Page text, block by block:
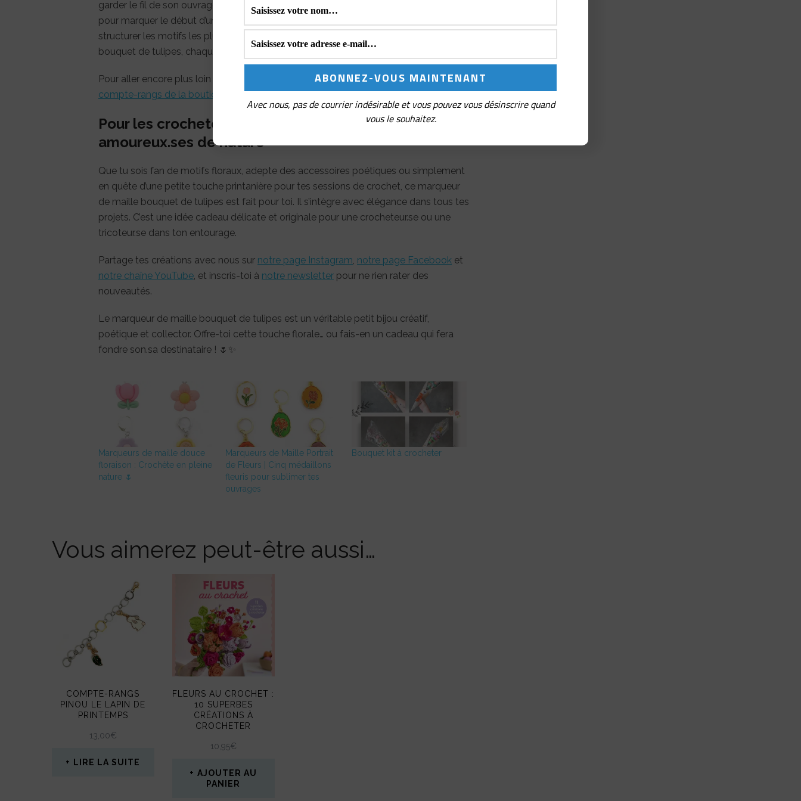
garder le fil de son ouvrage sans recompter sans cesse. Il se glisse dans la maille
pour marquer le début d’un tour, signaler une augmentation ou une diminution, et
structurer les motifs les plus complexes avec une simplicité déconcertante. Avec le
bouquet de tulipes, chaque repère devient un instant de douceur florale. 🧶
Pour aller encore plus loin dans l’organisation de tes projets, associe ton marqueur au
compte-rangs de la boutique,
le duo parfait pour ne plus jamais perdre le fil !
Pour les crocheteur.ses romantiques et les
amoureux.ses de nature
Que tu sois fan de motifs floraux, adepte des accessoires poétiques ou simplement
en quête d’une petite touche printanière pour tes sessions de crochet, ce marqueur
de maille bouquet de tulipes est fait pour toi. Il s’intègre avec élégance dans tous tes
projets. C’est une idée cadeau délicate et originale pour une crocheteur.se ou une
tricoteur.se dans ton entourage.
Partage tes créations avec nous sur notre page Instagram, notre page Facebook et
notre chaîne YouTube, et inscris-toi à notre newsletter pour ne rien rater des
nouveautés.
Le marqueur de maille bouquet de tulipes est un véritable petit bijou créatif,
poétique et collector. Offre-toi cette touche florale… ou fais-en un cadeau qui fera
fondre son.sa destinataire ! 🌷✨
Marqueurs de maille douce
floraison : Crochète en pleine
nature 🌷
Marqueurs de Maille Portrait
de Fleurs | Cinq médaillons
fleuris pour sublimer tes
ouvrages
Bouquet kit à crocheter
Vous aimerez peut-être aussi…
COMPTE-RANGS
PINOU LE LAPIN DE
PRINTEMPS
13,00€
LIRE LA SUITE
FLEURS AU CROCHET :
10 SUPERBES
CRÉATIONS À
CROCHETER
10,95€
AJOUTER AU
PANIER
Avec nous, pas de courrier indésirable et vous pouvez vous désinscrire quand
vous le souhaitez.